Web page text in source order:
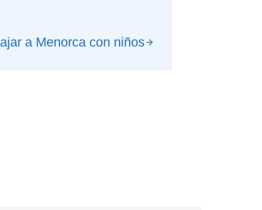
a Menorca con niños